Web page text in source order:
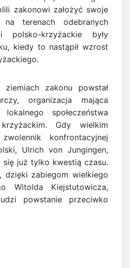
zakonowi założyć swoje
na terenach odebranych
polsko-krzyżackie były
kiedy to nastąpił wzrost
zakonu powstał
organizacja mająca
społeczeństwa
Gdy wielkim
konfrontacyjnej
Ulrich von Jungingen,
się już tylko kwestią czasu.
dzięki zabiegom wielkiego
Witolda Kiejstutowicza,
powstanie przeciwko